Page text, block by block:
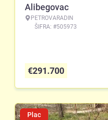
Alibegovac
PETROVARADIN
ŠIFRA: #505973
€291.700
Plac